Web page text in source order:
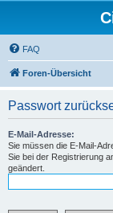
FAQ
Foren-Übersicht
Passwort
E-Mail-Adresse:
Sie müssen die E-Mail-
Sie bei der Registrierung
geändert.